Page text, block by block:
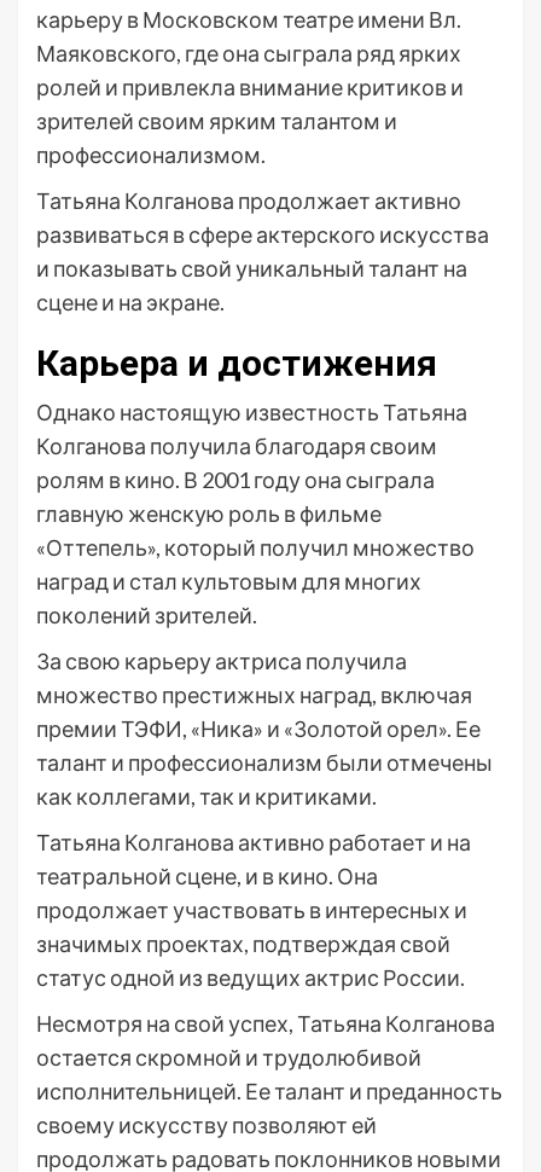
карьеру в Московском театре имени Вл.
Маяковского, где она сыграла ряд ярких
ролей и привлекла внимание критиков и
зрителей своим ярким талантом и
профессионализмом.
Татьяна Колганова продолжает активно
развиваться в сфере актерского искусства
и показывать свой уникальный талант на
сцене и на экране.
Карьера и достижения
Однако настоящую известность Татьяна
Колганова получила благодаря своим
ролям в кино. В 2001 году она сыграла
главную женскую роль в фильме
«Оттепель», который получил множество
наград и стал культовым для многих
поколений зрителей.
За свою карьеру актриса получила
множество престижных наград, включая
премии ТЭФИ, «Ника» и «Золотой орел». Ее
талант и профессионализм были отмечены
как коллегами, так и критиками.
Татьяна Колганова активно работает и на
театральной сцене, и в кино. Она
продолжает участвовать в интересных и
значимых проектах, подтверждая свой
статус одной из ведущих актрис России.
Несмотря на свой успех, Татьяна Колганова
остается скромной и трудолюбивой
исполнительницей. Ее талант и преданность
своему искусству позволяют ей
продолжать радовать поклонников новыми